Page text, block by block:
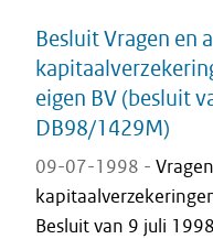
Besluit Vragen en
eigen BV (besluit
DB98/1429M)
09-07-1998 -
Besluit van 9 juli